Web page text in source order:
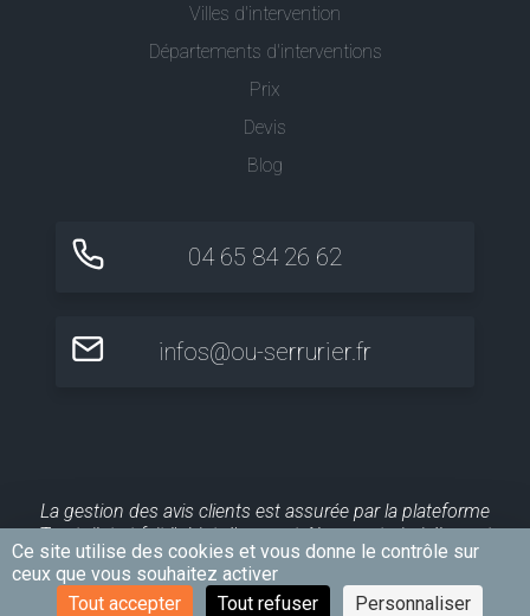
Ce site utilise des cookies et vous donne le contrôle sur
ceux que vous souhaitez activer
Tout accepter
Tout refuser Personnaliser
Villes d'intervention
Départements d'interventions
Prix
Devis
Blog
04 65 84 26 62
infos@ou-serrurier.fr
La gestion des avis clients est assurée par la plateforme
Trustpilot et fait l'objet d'un contrôle a posteriori. Ils sont
publiés pour une durée maximale de 10 ans.